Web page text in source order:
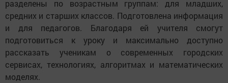
разделены по возрастным группам: для младших,
средних и старших классов. Подготовлена информация
и для педагогов. Благодаря ей учителя смогут
подготовиться к уроку и максимально доступно
рассказать ученикам о современных городских
сервисах, технологиях, алгоритмах и математических
моделях.